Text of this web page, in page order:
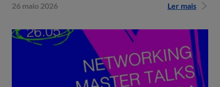
26 maio 2026 Ler mais